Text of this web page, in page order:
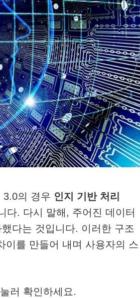
3.0의 경우 인지 기반 처리
다. 다시 말해, 주어진 데이터
다는 것입니다. 이러한 구조
이를 만들어 내며 사용자의 스
러 확인하세요.